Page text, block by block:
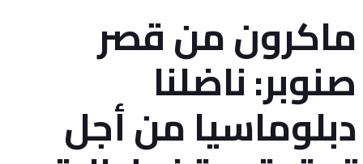
ماكرون من قصر
صنوبر: ناضلنا
دبلوماسيا من أجل